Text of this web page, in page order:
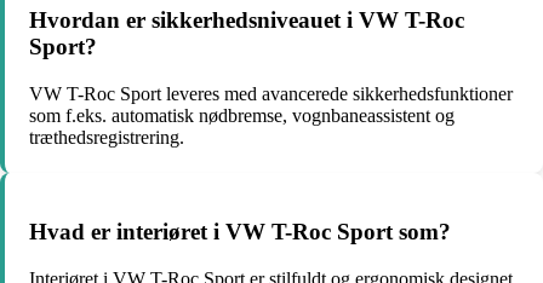
Hvordan er sikkerhedsniveauet i VW T-Roc
Sport?
VW T-Roc Sport leveres med avancerede sikkerhedsfunktioner
som f.eks. automatisk nødbremse, vognbaneassistent og
træthedsregistrering.
Hvad er interiøret i VW T-Roc Sport som?
Interiøret i VW T-Roc Sport er stilfuldt og ergonomisk designet